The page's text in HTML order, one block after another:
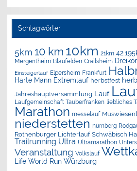
Schlagwörter
5km 10 km 10km 21km
Mergentheim Blaufelden Crailsheim
Einsteigerlauf Elpersheim Frankfurt
Harte Mann Extremlauf herbstfest
Jahreshauptversammlung Lauf
Laufgemeinschaft Tauberfranken liebliches
Marathon messelauf
niederstetten nürnberg
Rothenburger Lichterlauf Schwäbisch
Trailrunning Ultra Ultramarathon
Veranstaltung Volkslauf
Life World Run Würzburg